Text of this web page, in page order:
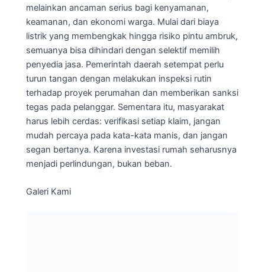
melainkan ancaman serius bagi kenyamanan,
keamanan, dan ekonomi warga. Mulai dari biaya
listrik yang membengkak hingga risiko pintu ambruk,
semuanya bisa dihindari dengan selektif memilih
penyedia jasa. Pemerintah daerah setempat perlu
turun tangan dengan melakukan inspeksi rutin
terhadap proyek perumahan dan memberikan sanksi
tegas pada pelanggar. Sementara itu, masyarakat
harus lebih cerdas: verifikasi setiap klaim, jangan
mudah percaya pada kata-kata manis, dan jangan
segan bertanya. Karena investasi rumah seharusnya
menjadi perlindungan, bukan beban.
Galeri Kami